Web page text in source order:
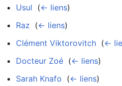
Usul (← liens)
Raz (← liens)
Clément Viktorovitch (←
Docteur Zoé (← liens)
Sarah Knafo (← liens)